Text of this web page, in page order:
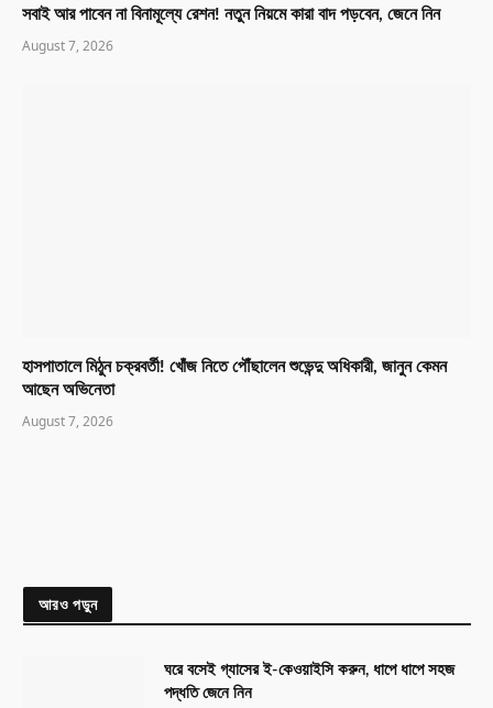
সবাই আর পাবেন না বিনামূল্যে রেশন! নতুন নিয়মে কারা বাদ পড়বেন, জেনে নিন
August 7, 2026
হাসপাতালে মিঠুন চক্রবর্তী! খোঁজ নিতে পৌঁছালেন শুভেন্দু অধিকারী, জানুন কেমন
আছেন অভিনেতা
August 7, 2026
আরও পড়ুন
ঘরে বসেই গ্যাসের ই-কেওয়াইসি করুন, ধাপে ধাপে সহজ
পদ্ধতি জেনে নিন